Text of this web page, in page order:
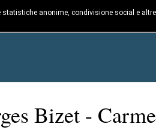
Bizet -
anonime, condivisione social e